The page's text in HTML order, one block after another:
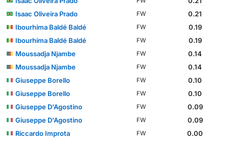
Isaac Oliveira Prado
FW
0.21
Ibourhima Baldé Baldé
FW
0.19
Ibourhima Baldé Baldé
FW
0.19
Moussadja Njambe
FW
0.14
Moussadja Njambe
FW
0.14
Giuseppe Borello
FW
0.10
Giuseppe Borello
FW
0.10
Giuseppe D'Agostino
FW
0.09
Giuseppe D'Agostino
FW
0.09
Riccardo Improta
FW
0.00